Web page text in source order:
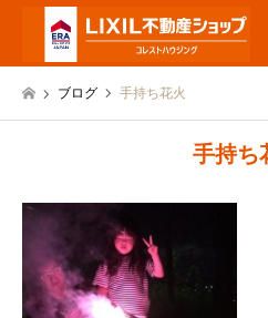
ブログ 手持ち花火
手持ち